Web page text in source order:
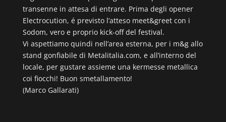
transenne in attesa di entrare. Prima degli opener
Electrocution, é previsto l’atteso meet&greet con i
Sodom, vero e proprio kick-off del festival.
Vi aspettiamo quindi nell’area esterna, per i m&g allo
stand gonfiabile di Metalitalia.com, e all’interno del
locale, per gustare assieme una kermesse metallica
coi fiocchi! Buon smetallamento!
(Marco Gallarati)